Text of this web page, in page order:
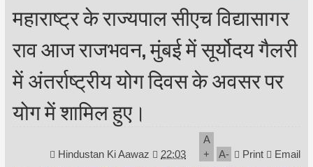
महाराष्ट्र के राज्यपाल सीएच विद्यासागर
राव आज राजभवन, मुंबई में सूर्योदय गैलरी
में अंतर्राष्ट्रीय योग दिवस के अवसर पर
योग में शामिल हुए।
Hindustan Ki Aawaz 22:03
A
+
A- Print Email